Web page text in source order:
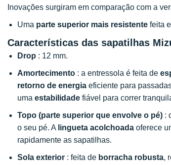
Inovações surgiram em comparação com a
Uma parte superior mais resistente feita
Características das sapatilhas
Drop : 12 mm.
Amortecimento : a entressola é feita de
retorno de energia eficiente para
uma estabilidade fiável para correr
Topo (parte superior que envolve o pé) :
o seu pé. A lingueta acolchoada oferece
rapidamente as sapatilhas.
Sola exterior : feita de borracha robusta,